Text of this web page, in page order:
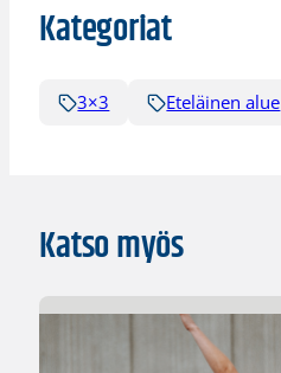
Kategoriat
3×3 Eteläinen alue
Katso myös